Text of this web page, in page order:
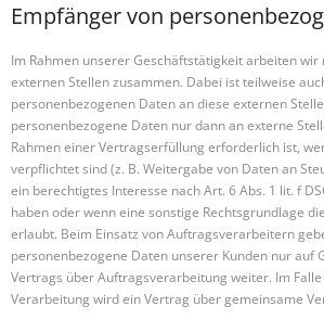
Empfänger von
Im Rahmen unserer Geschäftstätigkeit arbeiten
externen Stellen zusammen. Dabei ist teilweise
personenbezogenen Daten an diese externen
personenbezogene Daten nur dann an externe
Rahmen einer Vertragserfüllung erforderlich ist,
verpflichtet sind (z. B. Weitergabe von Daten an
ein berechtigtes Interesse nach Art. 6 Abs. 1 lit. f
haben oder wenn eine sonstige Rechtsgrundlage
erlaubt. Beim Einsatz von Auftragsverarbeitern
personenbezogene Daten unserer Kunden nur auf
Vertrags über Auftragsverarbeitung weiter. Im
Verarbeitung wird ein Vertrag über gemeinsame